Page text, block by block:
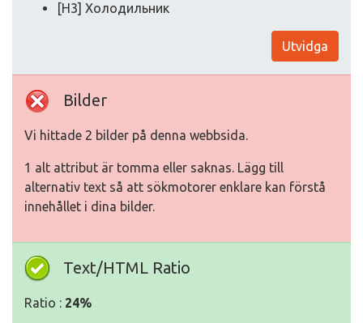
[H3] Холодильник
Utvidga
Bilder
Vi hittade 2 bilder på denna webbsida.
1 alt attribut är tomma eller saknas. Lägg till
alternativ text så att sökmotorer enklare kan förstå
innehållet i dina bilder.
Text/HTML Ratio
Ratio : 24%